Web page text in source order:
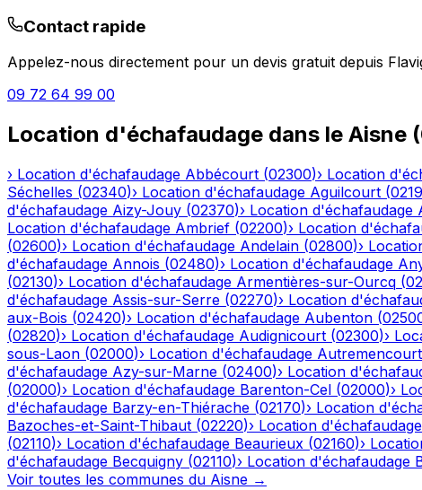
Contact rapide
Appelez-nous directement pour un devis gratuit depuis
09 72 64 99 00
Location d'échafaudage dans le Aisne (
› Location d'échafaudage Abbécourt (02300)› Location
Séchelles (02340)› Location d'échafaudage Aguilcourt (
d'échafaudage Aizy-Jouy (02370)› Location d'échafaudage
Location d'échafaudage Ambrief (02200)› Location
(02600)› Location d'échafaudage Andelain (02800)›
d'échafaudage Annois (02480)› Location d'échafaudage
(02130)› Location d'échafaudage Armentières-sur-Ourcq (
d'échafaudage Assis-sur-Serre (02270)› Location
aux-Bois (02420)› Location d'échafaudage Aubenton (
(02820)› Location d'échafaudage Audignicourt (02300)›
sous-Laon (02000)› Location d'échafaudage Autremencourt
d'échafaudage Azy-sur-Marne (02400)› Location
(02000)› Location d'échafaudage Barenton-Cel (02000)›
d'échafaudage Barzy-en-Thiérache (02170)› Location
Bazoches-et-Saint-Thibaut (02220)› Location d'échafaudage
(02110)› Location d'échafaudage Beaurieux (02160)›
d'échafaudage Becquigny (02110)› Location d'échafaudage
Voir toutes les communes du Aisne →